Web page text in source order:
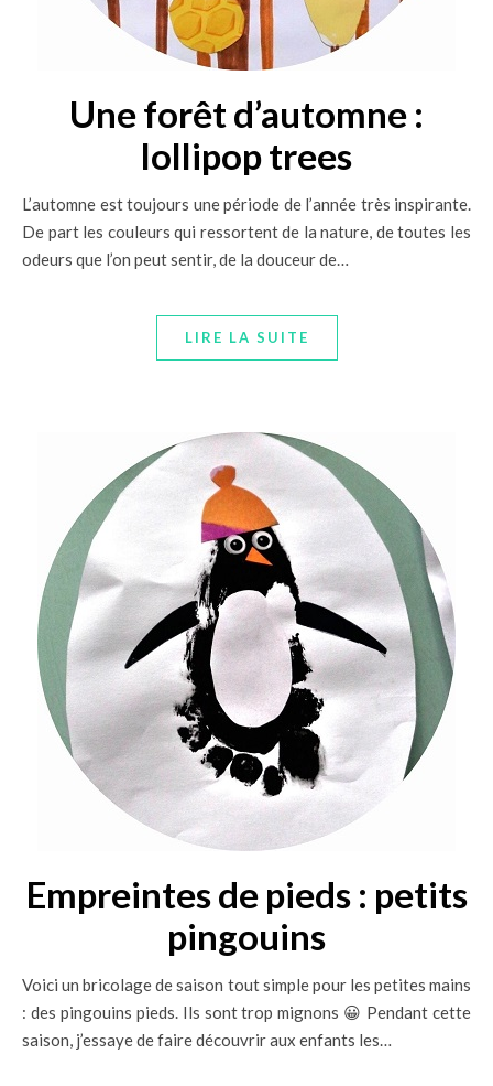
Une forêt d’automne :
lollipop trees
L’automne est toujours une période de l’année très inspirante.
De part les couleurs qui ressortent de la nature, de toutes les
odeurs que l’on peut sentir, de la douceur de…
LIRE LA SUITE
Empreintes de pieds : petits
pingouins
Voici un bricolage de saison tout simple pour les petites mains
: des pingouins pieds. Ils sont trop mignons 😀 Pendant cette
saison, j’essaye de faire découvrir aux enfants les…